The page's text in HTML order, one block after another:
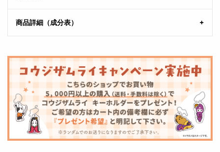
商品詳細（成分表）